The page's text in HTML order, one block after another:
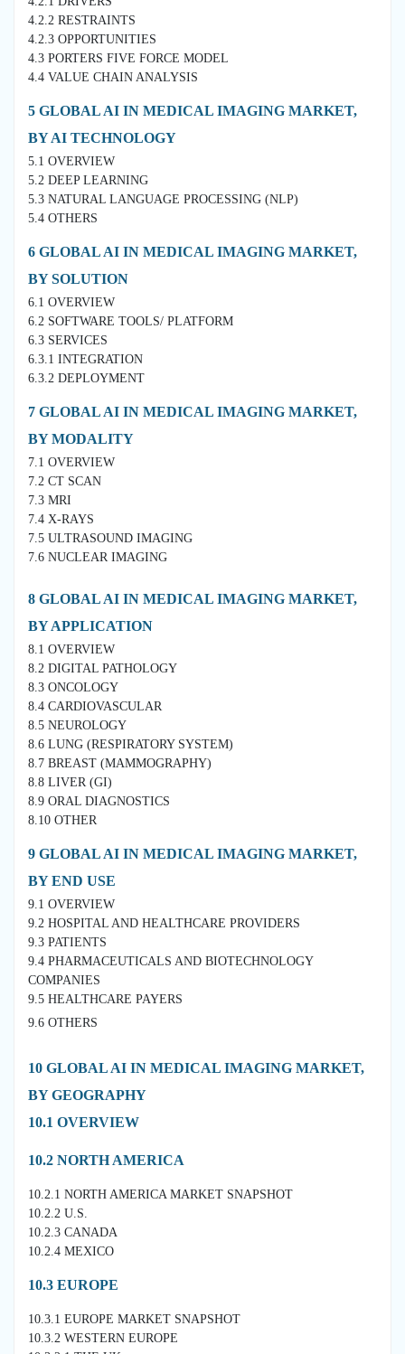
4.2.2 RESTRAINTS
4.2.3 OPPORTUNITIES
4.3 PORTERS FIVE FORCE MODEL
4.4 VALUE CHAIN ANALYSIS
5 GLOBAL AI IN MEDICAL IMAGING MARKET,
BY AI TECHNOLOGY
5.1 OVERVIEW
5.2 DEEP LEARNING
5.3 NATURAL LANGUAGE PROCESSING (NLP)
5.4 OTHERS
6 GLOBAL AI IN MEDICAL IMAGING MARKET,
BY SOLUTION
6.1 OVERVIEW
6.2 SOFTWARE TOOLS/ PLATFORM
6.3 SERVICES
6.3.1 INTEGRATION
6.3.2 DEPLOYMENT
7 GLOBAL AI IN MEDICAL IMAGING MARKET,
BY MODALITY
7.1 OVERVIEW
7.2 CT SCAN
7.3 MRI
7.4 X-RAYS
7.5 ULTRASOUND IMAGING
7.6 NUCLEAR IMAGING
8 GLOBAL AI IN MEDICAL IMAGING MARKET,
BY APPLICATION
8.1 OVERVIEW
8.2 DIGITAL PATHOLOGY
8.3 ONCOLOGY
8.4 CARDIOVASCULAR
8.5 NEUROLOGY
8.6 LUNG (RESPIRATORY SYSTEM)
8.7 BREAST (MAMMOGRAPHY)
8.8 LIVER (GI)
8.9 ORAL DIAGNOSTICS
8.10 OTHER
9 GLOBAL AI IN MEDICAL IMAGING MARKET,
BY END USE
9.1 OVERVIEW
9.2 HOSPITAL AND HEALTHCARE PROVIDERS
9.3 PATIENTS
9.4 PHARMACEUTICALS AND BIOTECHNOLOGY
COMPANIES
9.5 HEALTHCARE PAYERS
9.6 OTHERS
10 GLOBAL AI IN MEDICAL IMAGING MARKET,
BY GEOGRAPHY
10.1 OVERVIEW
10.2 NORTH AMERICA
10.2.1 NORTH AMERICA MARKET SNAPSHOT
10.2.2 U.S.
10.2.3 CANADA
10.2.4 MEXICO
10.3 EUROPE
10.3.1 EUROPE MARKET SNAPSHOT
10.3.2 WESTERN EUROPE